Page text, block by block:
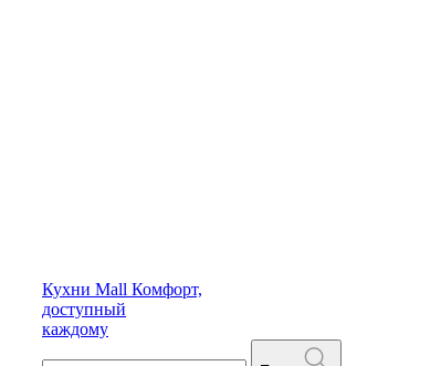
Кухни Mall Комфорт,
доступный
каждому